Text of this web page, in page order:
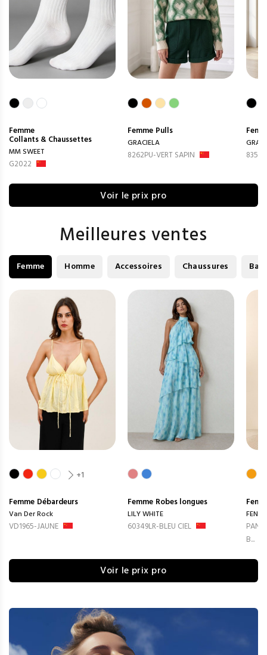
Femme
Collants & Chaussettes
MM SWEET
G2022
Femme Pulls
GRACIELA
8262PU-VERT SAPIN
Voir le prix pro
Meilleures ventes
Femme Homme Accessoires Chaussures
+1
Femme Débardeurs
Van Der Rock
VD1965-JAUNE
Femme Robes longues
LILY WHITE
60349LR-BLEU CIEL
B...
Voir le prix pro